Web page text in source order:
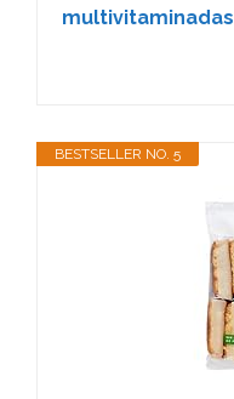
multivitaminadas
BESTSELLER NO. 5